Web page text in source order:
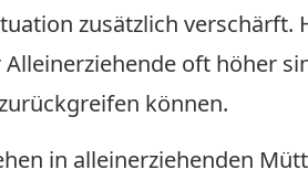
zusätzlich verschärft.
oft höher
können.
in alleinerziehenden